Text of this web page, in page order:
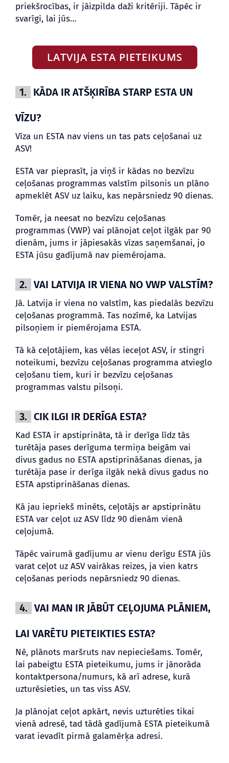
priekšrocības, ir jāizpilda daži kritēriji. Tāpēc ir
svarīgi, lai jūs…
LATVIJA ESTA PIETEIKUMS
1. KĀDA IR ATŠĶIRĪBA STARP ESTA UN
VĪZU?
Vīza un ESTA nav viens un tas pats ceļošanai uz
ASV!
ESTA var pieprasīt, ja viņš ir kādas no bezvīzu
ceļošanas programmas valstīm pilsonis un plāno
apmeklēt ASV uz laiku, kas nepārsniedz 90 dienas.
Tomēr, ja neesat no bezvīzu ceļošanas
programmas (VWP) vai plānojat ceļot ilgāk par 90
dienām, jums ir jāpiesakās vīzas saņemšanai, jo
ESTA jūsu gadījumā nav piemērojama.
2. VAI LATVIJA IR VIENA NO VWP VALSTĪM?
Jā. Latvija ir viena no valstīm, kas piedalās bezvīzu
ceļošanas programmā. Tas nozīmē, ka Latvijas
pilsoņiem ir piemērojama ESTA.
Tā kā ceļotājiem, kas vēlas ieceļot ASV, ir stingri
noteikumi, bezvīzu ceļošanas programma atvieglo
ceļošanu tiem, kuri ir bezvīzu ceļošanas
programmas valstu pilsoņi.
3. CIK ILGI IR DERĪGA ESTA?
Kad ESTA ir apstiprināta, tā ir derīga līdz tās
turētāja pases derīguma termiņa beigām vai
divus gadus no ESTA apstiprināšanas dienas, ja
turētāja pase ir derīga ilgāk nekā divus gadus no
ESTA apstiprināšanas dienas.
Kā jau iepriekš minēts, ceļotājs ar apstiprinātu
ESTA var ceļot uz ASV līdz 90 dienām vienā
ceļojumā.
Tāpēc vairumā gadījumu ar vienu derīgu ESTA jūs
varat ceļot uz ASV vairākas reizes, ja vien katrs
ceļošanas periods nepārsniedz 90 dienas.
4. VAI MAN IR JĀBŪT CEĻOJUMA PLĀNIEM,
LAI VARĒTU PIETEIKTIES ESTA?
Nē, plānots maršruts nav nepieciešams. Tomēr,
lai pabeigtu ESTA pieteikumu, jums ir jānorāda
kontaktpersona/numurs, kā arī adrese, kurā
uzturēsieties, un tas viss ASV.
Ja plānojat ceļot apkārt, nevis uzturēties tikai
vienā adresē, tad tādā gadījumā ESTA pieteikumā
varat ievadīt pirmā galamērķa adresi.